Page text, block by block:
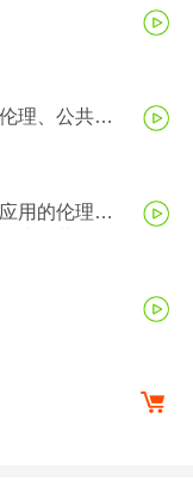
理、公共卫
用的伦理、